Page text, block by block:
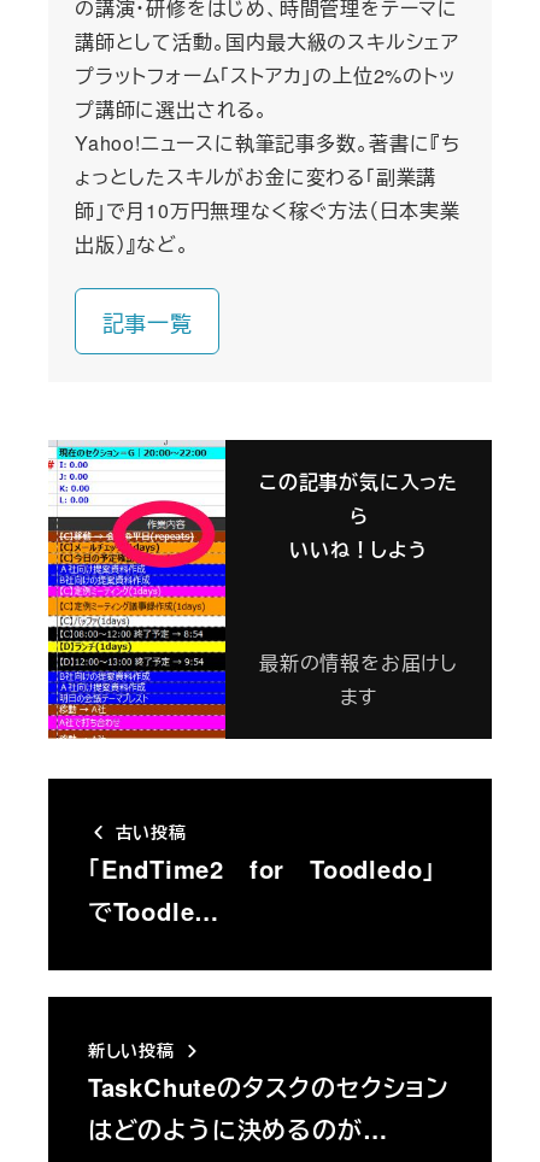
の講演・研修をはじめ、時間管理をテーマに
講師として活動。国内最大級のスキルシェア
プラットフォーム「ストアカ」の上位2%のトッ
プ講師に選出される。
Yahoo!ニュースに執筆記事多数。著書に『ち
ょっとしたスキルがお金に変わる「副業講
師」で月10万円無理なく稼ぐ方法（日本実業
出版）』など。
記事一覧
この記事が気に入った
ら
いいね！しよう
最新の情報をお届けし
ます
古い投稿
「EndTime2 for Toodledo」
でToodle…
新しい投稿
TaskChuteのタスクのセクション
はどのように決めるのが…